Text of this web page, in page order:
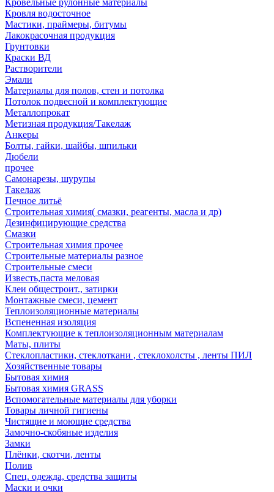
Кровельные рулонные материалы
Кровля водосточное
Мастики, праймеры, битумы
Лакокрасочная продукция
Грунтовки
Краски ВД
Растворители
Эмали
Материалы для полов, стен и потолка
Потолок подвесной и комплектующие
Металлопрокат
Метизная продукция/Такелаж
Анкеры
Болты, гайки, шайбы, шпильки
Дюбели
прочее
Самонарезы, шурупы
Такелаж
Печное литьё
Строительная химия( смазки, реагенты, масла и др)
Дезинфицирующие средства
Смазки
Строительная химия прочее
Строительные материалы разное
Строительные смеси
Известь,паста меловая
Клеи общестроит., затирки
Монтажные смеси, цемент
Теплоизоляционные материалы
Вспененная изоляция
Комплектующие к теплоизоляционным материалам
Маты, плиты
Стеклопластики, стеклоткани , стеклохолсты , ленты ПИЛ
Хозяйственные товары
Бытовая химия
Бытовая химия GRASS
Вспомогательные материалы для уборки
Товары личной гигиены
Чистящие и моющие средства
Замочно-скобяные изделия
Замки
Плёнки, скотчи, ленты
Полив
Спец. одежда, средства защиты
Маски и очки